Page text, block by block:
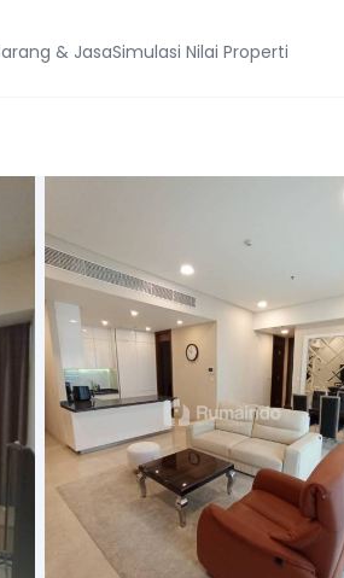
& JasaSimulasi Nilai Properti